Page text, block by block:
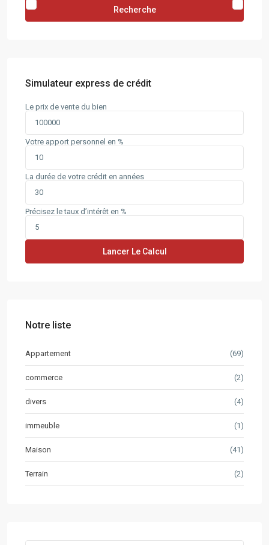
Recherche
Simulateur express de crédit
Le prix de vente du bien
Votre apport personnel en %
La durée de votre crédit en années
Précisez le taux d’intérêt en %
Lancer Le Calcul
Notre liste
Appartement (69)
commerce (2)
divers (4)
immeuble (1)
Maison (41)
Terrain (2)